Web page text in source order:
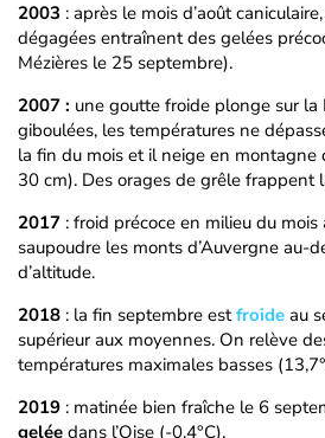
2003 : après le mois d’août
dégagées entraînent des gelées
Mézières le 25 septembre).
2007 : une goutte froide plonge sur la
giboulées, les températures ne
la fin du mois et il neige en
30 cm). Des orages de grêle frappent
2017 : froid précoce en milieu du
saupoudre les monts d’Auvergne au-
d’altitude.
2018 : la fin septembre estfroide au
supérieur aux moyennes. On relève
températures maximales basses
2019 : matinée bien fraîche le 6
gelée dans l’Oise (-0,4°C).